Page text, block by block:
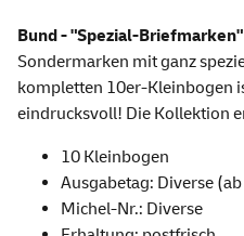
Bund - "Spezial-
Sondermarken mit ganz
kompletten 10er-Kleinbogen
eindrucksvoll! Die Kollektion
10 Kleinbogen
Ausgabetag: Diverse
Michel-Nr.: Diverse